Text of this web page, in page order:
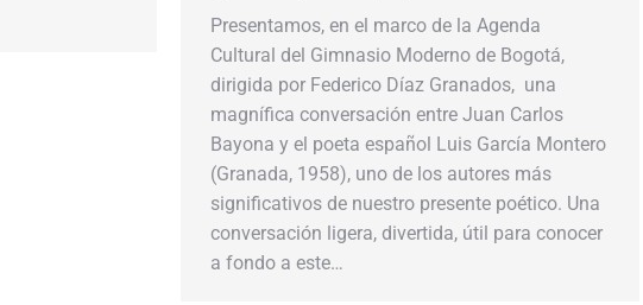
Presentamos, en el marco de la Agenda
Cultural del Gimnasio Moderno de Bogotá,
dirigida por Federico Díaz Granados, una
magnífica conversación entre Juan Carlos
Bayona y el poeta español Luis García Montero
(Granada, 1958), uno de los autores más
significativos de nuestro presente poético. Una
conversación ligera, divertida, útil para conocer
a fondo a este…